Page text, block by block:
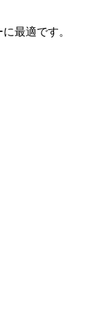
最適です。